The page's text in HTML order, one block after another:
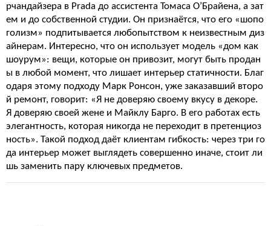
рчандайзера в Prada до ассистента Томаса О’Брайена, а зат
ем и до собственной студии. Он признаётся, что его «шопо
голизм» подпитывается любопытством к неизвестным диз
айнерам. Интересно, что он использует модель «дом как
шоурум»: вещи, которые он привозит, могут быть продан
ы в любой момент, что лишает интерьер статичности. Благ
одаря этому подходу Марк Ронсон, уже заказавший второ
й ремонт, говорит: «Я не доверяю своему вкусу в декоре.
Я доверяю своей жене и Майклу Барго. В его работах есть
элегантность, которая никогда не переходит в претенциоз
ность». Такой подход даёт клиентам гибкость: через три го
да интерьер может выглядеть совершенно иначе, стоит ли
шь заменить пару ключевых предметов.